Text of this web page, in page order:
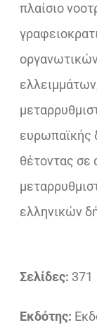
πλαίσιο
ευρωπαϊκής
θέτοντας σε
ελληνικών
Σελίδες: 371
Εκδότης: